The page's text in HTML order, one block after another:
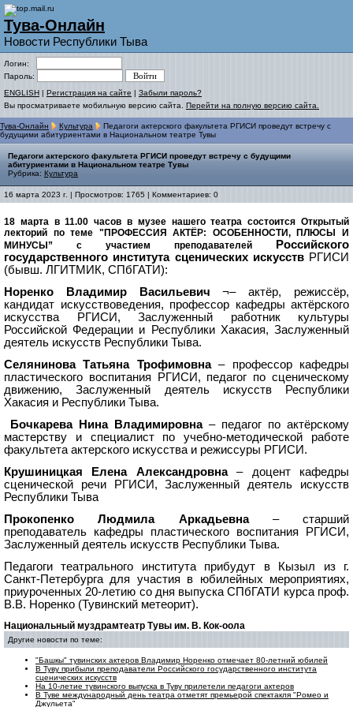
Тува-Онлайн
Новости Республики Тыва
Логин:
Пароль:
ENGLISH | Регистрация на сайте | Забыли пароль?
Вы просматриваете мобильную версию сайта. Перейти на полную версию сайта.
Тува-Онлайн Культура
Педагоги актерского факультета РГИСИ проведут встречу с
будущими абитуриентами в Национальном театре Тувы
Педагоги актерского факультета РГИСИ проведут встречу с будущими
абитуриентами в Национальном театре Тувы
Рубрика: Культура
16 марта 2023 г. | Просмотров: 1765 | Комментариев: 0
18 марта в 11.00 часов в музее нашего театра состоится Открытый
лекторий по теме "ПРОФЕССИЯ АКТЁР: ОСОБЕННОСТИ, ПЛЮСЫ И
МИНУСЫ” с участием преподавателей
Российского
государственного института сценических искусствРГИСИ
(бывш. ЛГИТМИК, СПбГАТИ):
Норенко Владимир Васильевич ¬– актёр, режиссёр,
кандидат искусствоведения, профессор кафедры актёрского
искусства РГИСИ, Заслуженный работник культуры
Российской Федерации и Республики Хакасия, Заслуженный
деятель искусств Республики Тыва.
Селянинова Татьяна Трофимовна– профессор кафедры
пластического воспитания РГИСИ, педагог по сценическому
движению, Заслуженный деятель искусств Республики
Хакасия и Республики Тыва.
Бочкарева Нина Владимировна– педагог по актёрскому
мастерству и специалист по учебно-методической работе
факультета актерского искусства и режиссуры РГИСИ.
Крушиницкая Елена Александровна– доцент кафедры
сценической речи РГИСИ, Заслуженный деятель искусств
Республики Тыва
Прокопенко Людмила Аркадьевна – старший
преподаватель кафедры пластического воспитания РГИСИ,
Заслуженный деятель искусств Республики Тыва.
Педагоги театрального института прибудут в Кызыл из г.
Санкт-Петербурга для участия в юбилейных мероприятиях,
приуроченных 20-летию со дня выпуска СПбГАТИ курса проф.
В.В. Норенко (Тувинский метеорит).
Национальный муздрамтеатр Тувы им. В. Кок-оола
Другие новости по теме:
"Башкы" тувинских актеров Владимир Норенко отмечает 80-летний юбилей
В Туву прибыли преподаватели Российского государственного института
сценических искусств
На 10-летие тувинского выпуска в Туву прилетели педагоги актеров
В Туве международный день театра отметят премьерой спектакля "Ромео и
Джульета"